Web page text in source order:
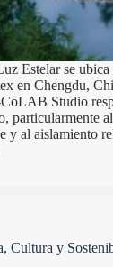
Estelar se ubica
en Chengdu,
Studio
particularmente
y al aislamiento
Cultura y